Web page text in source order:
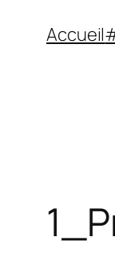
Accueil